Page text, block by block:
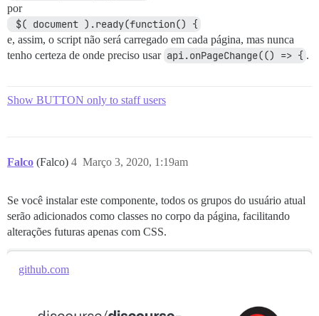
por
$( document ).ready(function() {
e, assim, o script não será carregado em cada página, mas nunca
tenho certeza de onde preciso usar api.onPageChange(() => { .
Show BUTTON only to staff users
Falco (Falco) Março 3, 2020, 1:19am
4
Se você instalar este componente, todos os grupos do usuário atual
serão adicionados como classes no corpo da página, facilitando
alterações futuras apenas com CSS.
github.com